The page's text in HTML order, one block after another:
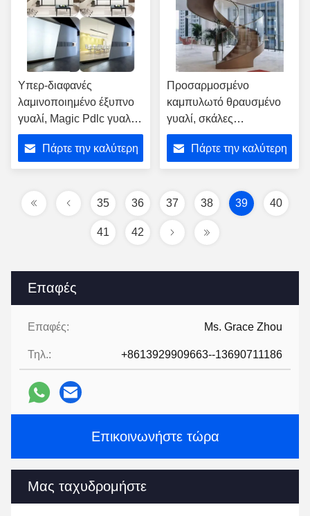
Επαφές
Επαφές: Ms. Grace Zhou
Τηλ.: +8613929909663--13690711186
Επικοινωνήστε τώρα
Μας ταχυδρομήστε
Υπερ-διαφανές
λαμινοποιημένο έξυπνο
γυαλί, Magic Pdlc γυαλί
για τοίχο
Πάρτε την καλύτερη
Προσαρμοσμένο
καμπυλωτό θραυσμένο
γυαλί, σκάλες
καμπυλωτό γυάλινο
κάγκελοΠάρτε την καλύτερη
35 36 37 38 39 40
41 42